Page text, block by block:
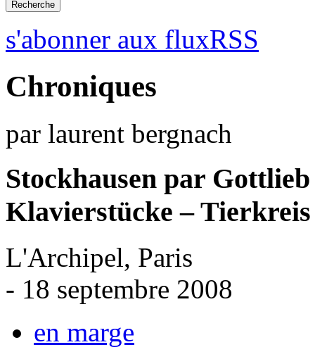
s'abonner aux fluxRSS
Chroniques
par laurent bergnach
Stockhausen par
Klavierstücke –
L'Archipel, Paris
- 18 septembre 2008
en marge